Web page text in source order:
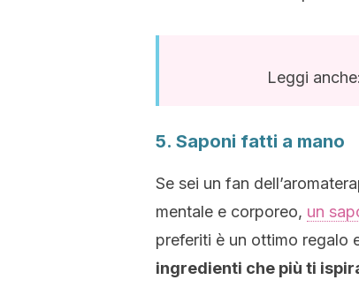
Leggi anche:
5. Saponi fatti a mano
Se sei un fan
mentale e corporeo, un
preferiti è un ottimo regalo
ingredienti che più ti